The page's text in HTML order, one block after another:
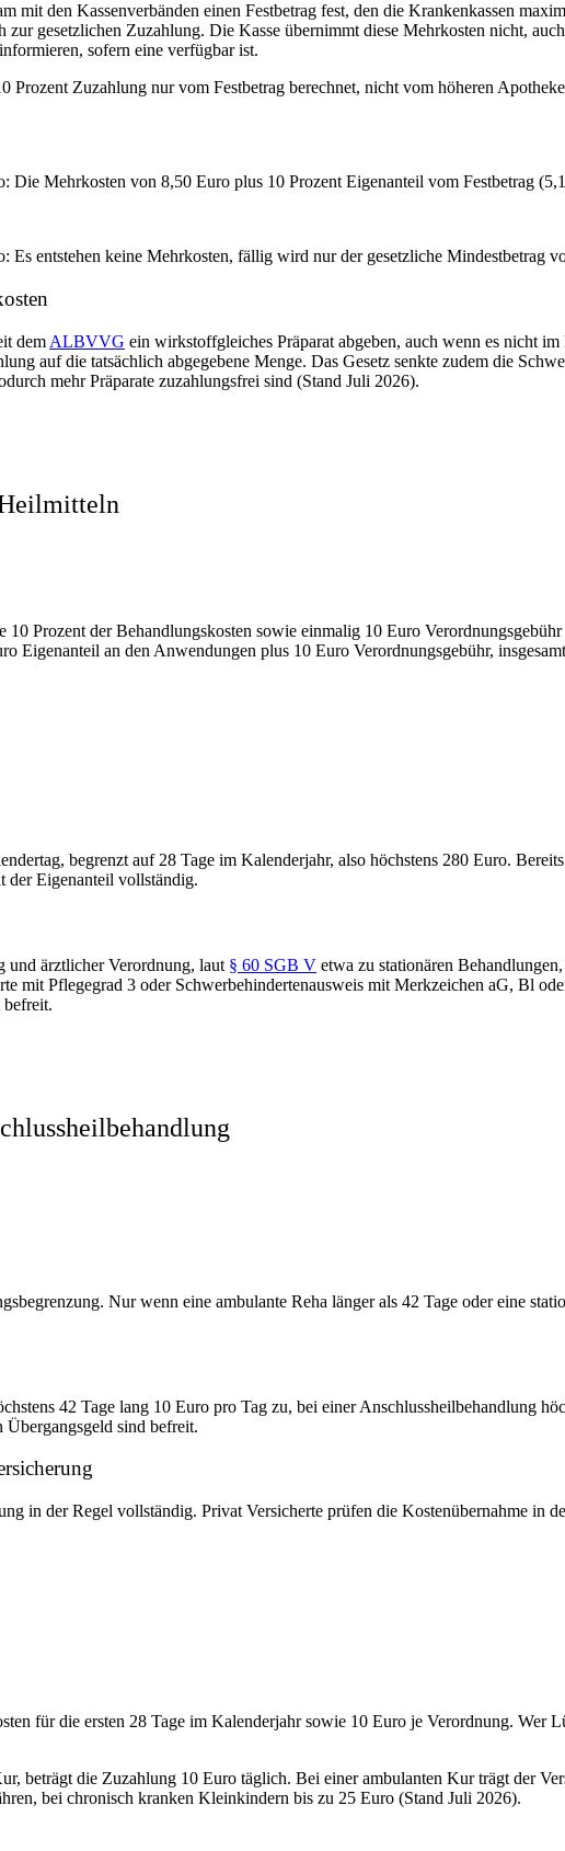
den Kassenverbänden einen Festbetrag fest, den die Krankenkassen
gesetzlichen Zuzahlung. Die Kasse übernimmt diese Mehrkosten nicht,
sofern eine verfügbar ist.
Prozent Zuzahlung nur vom Festbetrag berechnet, nicht vom höheren
Die Mehrkosten von 8,50 Euro plus 10 Prozent Eigenanteil vom Festbetrag
Es entstehen keine Mehrkosten, fällig wird nur der gesetzliche Mindestbetrag
dem ALBVVG ein wirkstoffgleiches Präparat abgeben, auch wenn es nicht
auf die tatsächlich abgegebene Menge. Das Gesetz senkte zudem die
mehr Präparate zuzahlungsfrei sind (Stand Juli 2026).
Prozent der Behandlungskosten sowie einmalig 10 Euro
Eigenanteil an den Anwendungen plus 10 Euro Verordnungsgebühr,
begrenzt auf 28 Tage im Kalenderjahr, also höchstens 280 Euro.
der Eigenanteil vollständig.
und ärztlicher Verordnung, laut § 60 SGB V etwa zu stationären
mit Pflegegrad 3 oder Schwerbehindertenausweis mit Merkzeichen aG, Bl
Nur wenn eine ambulante Reha länger als 42 Tage oder eine
42 Tage lang 10 Euro pro Tag zu, bei einer Anschlussheilbehandlung
sind befreit.
in der Regel vollständig. Privat Versicherte prüfen die Kostenübernahme in
für die ersten 28 Tage im Kalenderjahr sowie 10 Euro je Verordnung. Wer
beträgt die Zuzahlung 10 Euro täglich. Bei einer ambulanten Kur trägt der
bei chronisch kranken Kleinkindern bis zu 25 Euro (Stand Juli 2026).